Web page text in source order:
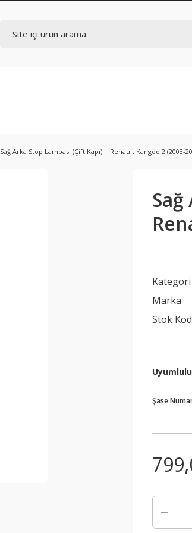
Sağ Arka Stop Lambası (Çift Kapı) | Renault Kangoo 2 (2003-
Sağ
Kategori
Marka
Stok
Şase